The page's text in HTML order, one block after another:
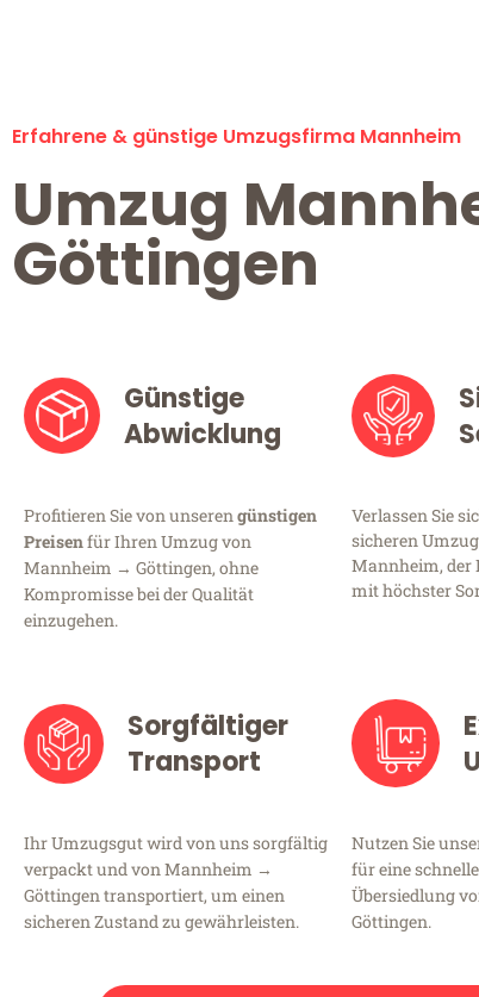
Erfahrene & günstige Umzugsfirma Mannheim
Umzug
Göttingen
Günstige
Abwicklung
Profitieren Sie von unserengünstigen
Preisenfür Ihren Umzug von
Mannheim → Göttingen, ohne
Kompromisse bei der Qualität
einzugehen.
Verlassen Sie
sicheren
Mannheim, der
mit höchster
Sorgfältiger
Transport
Ihr Umzugsgut wird von uns sorgfältig
verpackt und von Mannheim →
Göttingen transportiert, um einen
sicheren Zustand zu gewährleisten.
Nutzen Sie
für eine
Übersiedlung
Göttingen.